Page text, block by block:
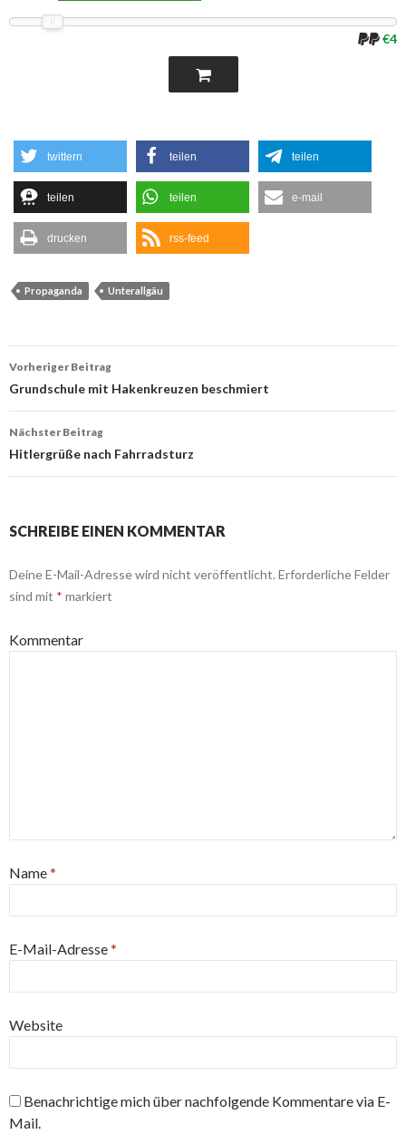
€4
twittern teilen teilen
teilen teilen e-mail
drucken rss-feed
Propaganda Unterallgäu
Beitrags-
Navigation
Vorheriger Beitrag
Grundschule mit Hakenkreuzen beschmiert
Nächster Beitrag
Hitlergrüße nach Fahrradsturz
SCHREIBE EINEN KOMMENTAR
Deine E-Mail-Adresse wird nicht veröffentlicht. Erforderliche Felder
sind mit * markiert
Kommentar
Name*
E-Mail-Adresse*
Website
Benachrichtige mich über nachfolgende Kommentare via E-
Mail.